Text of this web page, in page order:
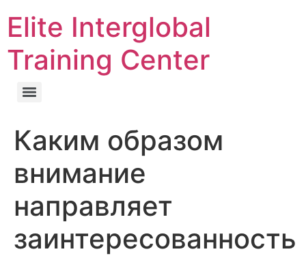
Elite Interglobal
Training Center
Каким образом
внимание
направляет
заинтересованность